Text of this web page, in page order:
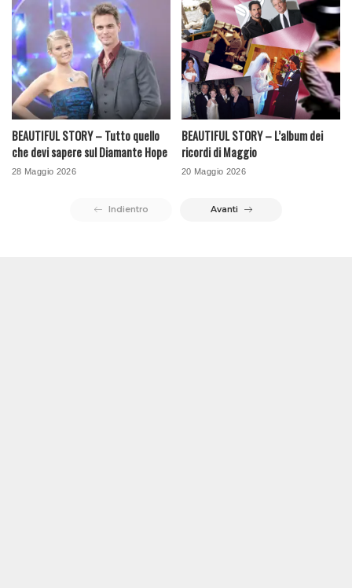
BEAUTIFUL STORY – Tutto quello
che devi sapere sul Diamante Hope
28 Maggio 2026
BEAUTIFUL STORY – L’album dei
ricordi di Maggio
20 Maggio 2026
Indientro Avanti